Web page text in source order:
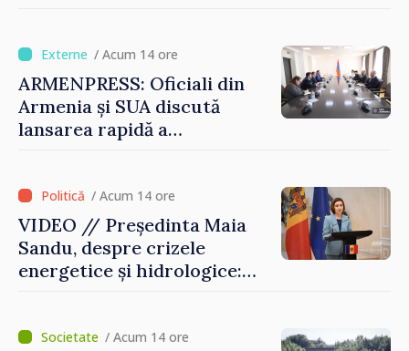
turc la Comrat
/ Acum 14 ore
ARMENPRESS: Oficiali din
Armenia și SUA discută
lansarea rapidă a
/ Acum 14 ore
VIDEO // Președinta Maia
Sandu, despre crizele
energetice și hidrologice:
consecințele”/ Acum 14 ore